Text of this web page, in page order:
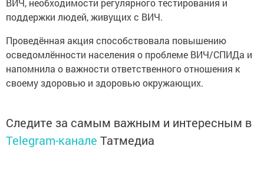
поддержки людей, живущих с ВИЧ.
Проведённая акция способствовала повышению
осведомлённости населения о проблеме ВИЧ/СПИДа и
напомнила о важности ответственного отношения к
своему здоровью и здоровью окружающих.
Следите за самым важным и интересным в
Telegram-канале Татмедиа